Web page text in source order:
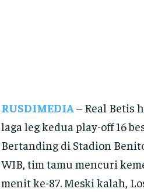
RUSDIMEDIA – Real Betis
laga leg kedua play-off 16
Bertanding di Stadion
WIB, tim tamu mencuri
menit ke-87. Meski kalah,